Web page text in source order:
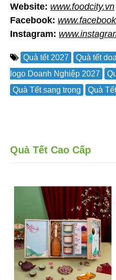
Website: www.foodcity.vn
Facebook:
Instagram:
Quà tết 2027 Quà tết
logo Doanh Nghiệp 2027
Quà Tết sang trọng
Quà
Quà Tết Cao Cấp